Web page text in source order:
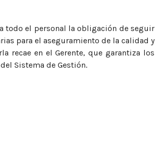
todo el personal la obligación de seguir
para el aseguramiento de la calidad y
recae en el Gerente, que garantiza los
Sistema de Gestión.